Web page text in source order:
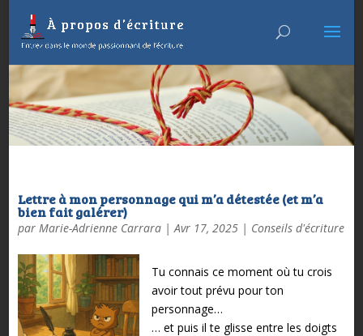
Lettre à mon personnage qui m’a détestée (et m’a
bien fait galérer)
par Marie-Adrienne Carrara|Avr 17, 2025| Conseils d'écriture
Tu connais ce moment où tu crois
avoir tout prévu pour ton
personnage…
… et puis il te glisse entre les doigts